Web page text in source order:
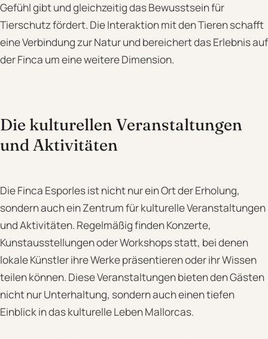
Gefühl gibt und gleichzeitig das Bewusstsein für
Tierschutz fördert. Die Interaktion mit den Tieren schafft
eine Verbindung zur Natur und bereichert das Erlebnis auf
der Finca um eine weitere Dimension.
Die kulturellen Veranstaltungen
und Aktivitäten
Die Finca Esporles ist nicht nur ein Ort der Erholung,
sondern auch ein Zentrum für kulturelle Veranstaltungen
und Aktivitäten. Regelmäßig finden Konzerte,
Kunstausstellungen oder Workshops statt, bei denen
lokale Künstler ihre Werke präsentieren oder ihr Wissen
teilen können. Diese Veranstaltungen bieten den Gästen
nicht nur Unterhaltung, sondern auch einen tiefen
Einblick in das kulturelle Leben Mallorcas.